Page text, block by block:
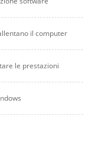
il computer
le prestazioni